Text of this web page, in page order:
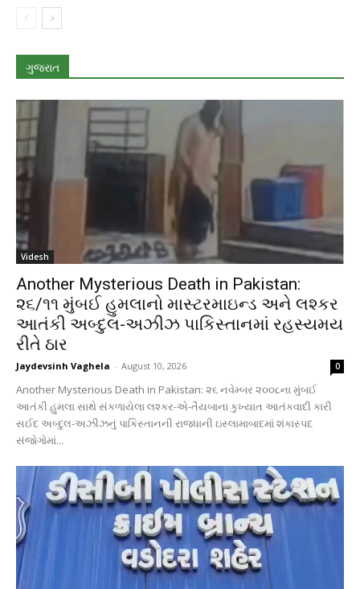
ગુજરાત
Videsh
Another Mysterious Death in Pakistan:
૨૬/૧૧ મુંબઈ હુમલાનો માસ્ટરમાઇન્ડ અને લશ્કર
આતંકી અબ્દુલ-અઝીઝ પાકિસ્તાનમાં રહસ્યમય
રીતે ઠાર
Jaydevsinh Vaghela - August 10, 2026 0
Another Mysterious Death in Pakistan: ૨૬ નવેમ્બર ૨૦૦૮ના મુંબઈ
આતંકી હુમલા સાથે સંકળાયેલા લશ્કર-એ-તૈયબાના કુખ્યાત આતંકવાદી કારી
સઈદ અબ્દુલ-અઝીઝનું પાકિસ્તાનની રાજધાની ઇસ્લામાબાદમાં શંકાસ્પદ
સંજોગોમાં...